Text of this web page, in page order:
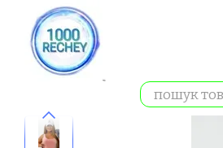
Перейти до основного контенту